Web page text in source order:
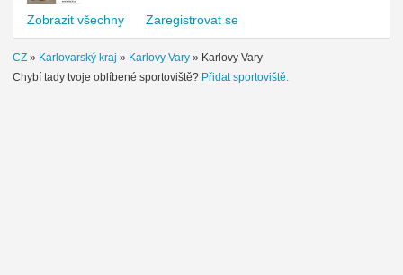
Zobrazit všechny Zaregistrovat se
CZ » Karlovarský kraj » Karlovy Vary » Karlovy Vary
Chybí tady tvoje oblíbené sportoviště? Přidat sportoviště.